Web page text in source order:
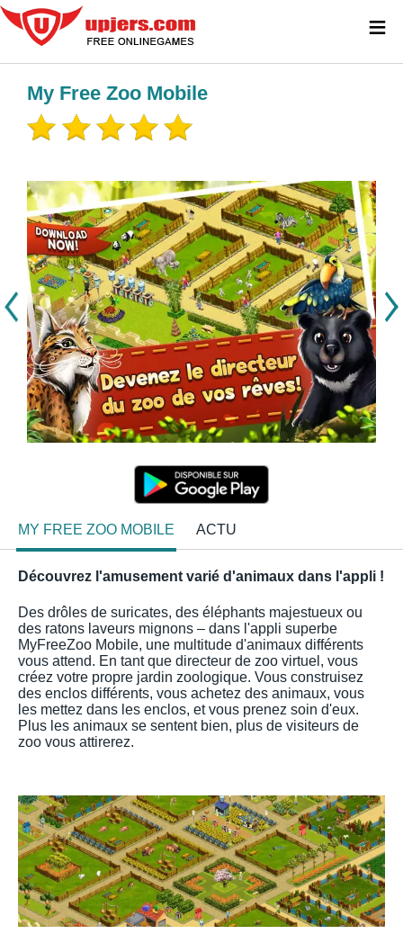
My Free Zoo Mobile
MY FREE ZOO MOBILE ACTU
Découvrez l'amusement varié d'animaux dans l'appli !
Des drôles de suricates, des éléphants majestueux ou
des ratons laveurs mignons – dans l'appli superbe
MyFreeZoo Mobile, une multitude d'animaux différents
vous attend. En tant que directeur de zoo virtuel, vous
créez votre propre jardin zoologique. Vous construisez
des enclos différents, vous achetez des animaux, vous
les mettez dans les enclos, et vous prenez soin d'eux.
Plus les animaux se sentent bien, plus de visiteurs de
zoo vous attirerez.
≡